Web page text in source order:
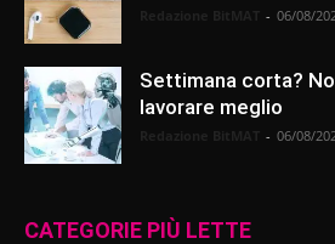
- 06/08/
Settimana corta?
lavorare meglio
- 06/08/
CATEGORIE PIÙ LETTE